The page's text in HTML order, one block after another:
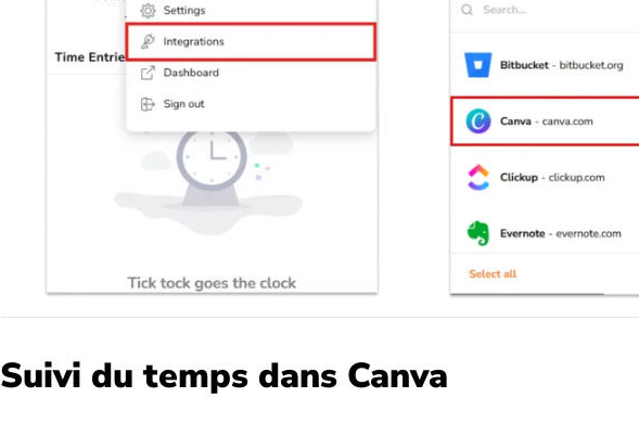
Suivi du temps dans Canva